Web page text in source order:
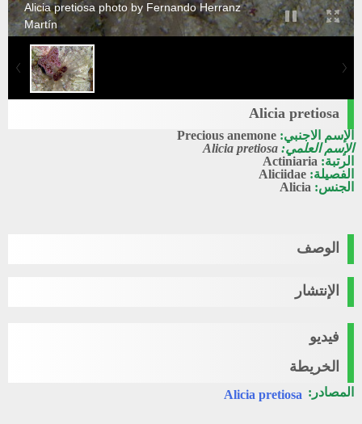
Alicia pretiosa photo by Fernando Herranz
Martín
Alicia pretiosa
الإسم الاجنبي: Precious anemone
الإسم العلمي: Alicia pretiosa
الرتبة: Actiniaria
الفصيلة: Aliciidae
الجنس: Alicia
الوصف
الإنتشار
فيديو
الخريطة
المصادر: Alicia pretiosa